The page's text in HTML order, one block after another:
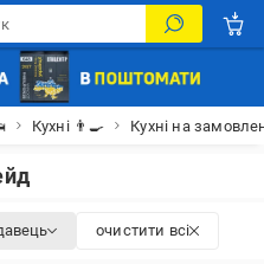
Кухні 👨‍🍳 Кухні на
очистити всі